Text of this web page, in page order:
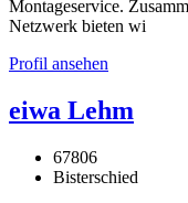
Montageservice.
Netzwerk bieten wi
Profil ansehen
eiwa Lehm
67806
Bisterschied